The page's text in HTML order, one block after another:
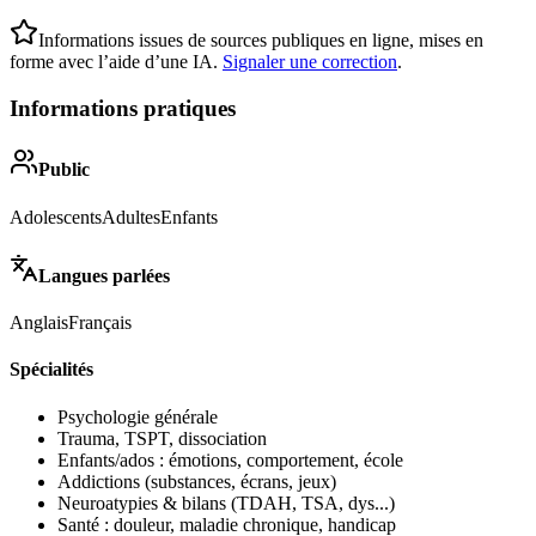
Informations issues de sources publiques en ligne, mises en
forme avec l’aide d’une IA. Signaler une correction.
Informations pratiques
Public
AdolescentsAdultesEnfants
Langues parlées
AnglaisFrançais
Spécialités
Psychologie générale
Trauma, TSPT, dissociation
Enfants/ados : émotions, comportement, école
Addictions (substances, écrans, jeux)
Neuroatypies & bilans (TDAH, TSA, dys...)
Santé : douleur, maladie chronique, handicap